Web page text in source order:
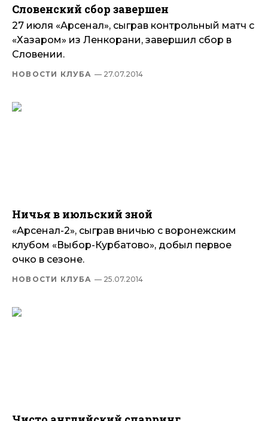
Словенский сбор завершен
27 июля «Арсенал», сыграв контрольный матч с
«Хазаром» из Ленкорани, завершил сбор в
Словении.
НОВОСТИ КЛУБА — 27.07.2014
Ничья в июльский зной
«Арсенал-2», сыграв вничью с воронежским
клубом «Выбор-Курбатово», добыл первое
очко в сезоне.
НОВОСТИ КЛУБА — 25.07.2014